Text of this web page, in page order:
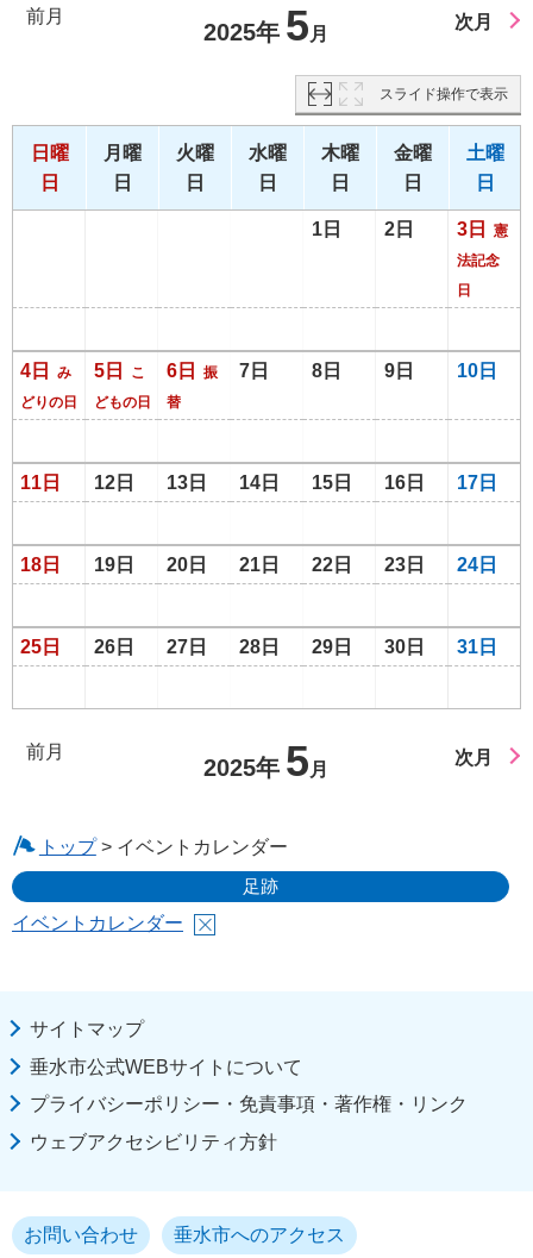
前月
2025年 5 月
次月
スライド操作で表示
日曜
日
月曜
日
火曜
日
水曜
日
木曜
日
金曜
日
土曜
日
1日 2日 3日
憲
法記念
日
4日
み
どりの日
5日
こ
どもの日
6日
振
替
7日 8日 9日 10日
11日 12日 13日 14日 15日 16日 17日
18日 19日 20日 21日 22日 23日 24日
25日 26日 27日 28日 29日 30日 31日
前月
2025年 5 月
次月
トップ> イベントカレンダー
足跡
イベントカレンダー
サイトマップ
垂水市公式WEBサイトについて
プライバシーポリシー・免責事項・著作権・リンク
ウェブアクセシビリティ方針
お問い合わせ 垂水市へのアクセス